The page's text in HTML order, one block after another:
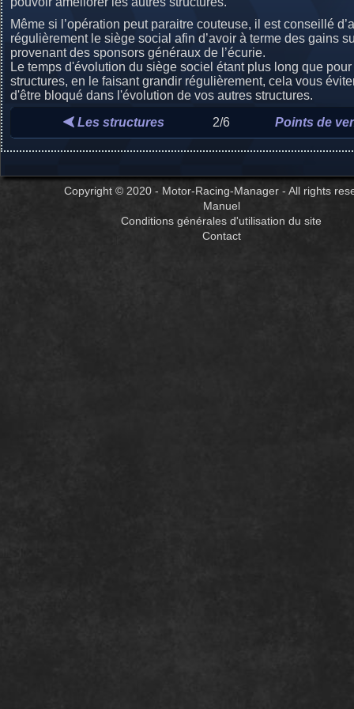
Même si l’opération peut paraitre couteuse, il est conseillé
régulièrement le siège social afin d’avoir à terme des gains
provenant des sponsors généraux de l’écurie.
Le temps d'évolution du siège sociel étant plus long que
structures, en le faisant grandir régulièrement, cela vous
d'être bloqué dans l'évolution de vos autres structures.
Les structures
2/6 Points de
Copyright © 2020 - Motor-Racing-Manager - All rights
Manuel
Conditions générales d'utilisation du site
Contact